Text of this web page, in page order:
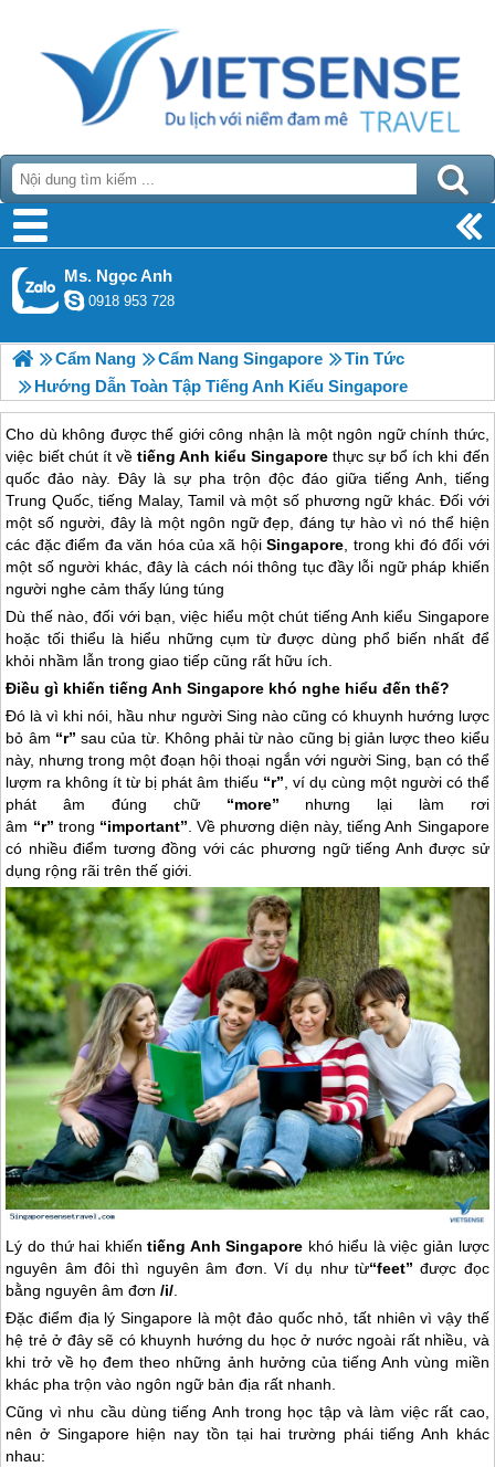
Ms. Ngọc Anh
0918 953 728
Cẩm Nang Cẩm Nang Singapore
Tin Tức
Hướng Dẫn Toàn Tập Tiếng Anh Kiểu Singapore
Cho dù không được thế giới công nhận là một ngôn ngữ chính thức,
việc biết chút ít về tiếng Anh kiểu Singapore thực sự bổ ích khi đến
quốc đảo này. Đây là sự pha trộn độc đáo giữa tiếng Anh, tiếng
Trung Quốc, tiếng Malay, Tamil và một số phương ngữ khác. Đối với
một số người, đây là một ngôn ngữ đẹp, đáng tự hào vì nó thể hiện
các đặc điểm đa văn hóa của xã hộiSingapore, trong khi đó đối với
một số người khác, đây là cách nói thông tục đầy lỗi ngữ pháp khiến
người nghe cảm thấy lúng túng
Dù thế nào, đối với bạn, việc hiểu một chút tiếng Anh kiểu Singapore
hoặc tối thiểu là hiểu những cụm từ được dùng phổ biến nhất để
khỏi nhầm lẫn trong giao tiếp cũng rất hữu ích.
Điều gì khiến tiếng AnhSingapore khó nghe hiểu đến thế?
Đó là vì khi nói, hầu như người Sing nào cũng có khuynh hướng lược
bỏ âm “r” sau của từ. Không phải từ nào cũng bị giản lược theo kiểu
này, nhưng trong một đoạn hội thoại ngắn với người Sing, bạn có thể
lượm ra không ít từ bị phát âm thiếu “r”, ví dụ cùng một người có thể
phát âm đúng chữ “more” nhưng lại làm rơi
âm “r” trong “important”. Về phương diện này, tiếng Anh Singapore
có nhiều điểm tương đồng với các phương ngữ tiếng Anh được sử
dụng rộng rãi trên thế giới.
Lý do thứ hai khiếntiếng AnhSingapore khó hiểu là việc giản lược
nguyên âm đôi thì nguyên âm đơn. Ví dụ như từ“feet” được đọc
bằng nguyên âm đơn/i/
Đặc điểm địa lýSingapore là một đảo quốc nhỏ, tất nhiên vì vậy thế
hệ trẻ ở đây sẽ có khuynh hướng du học ở nước ngoài rất nhiều, và
khi trở về họ đem theo những ảnh hưởng của tiếng Anh vùng miền
khác pha trộn vào ngôn ngữ bản địa rất nhanh.
Cũng vì nhu cầu dùng tiếng Anh trong học tập và làm việc rất cao,
nên ở Singaporehiện nay tồn tại hai trường phái tiếng Anh khác
nhau: